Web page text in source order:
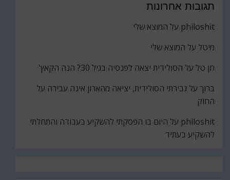
תגובות אחרונות
philoshit על המוצא שלי
מיטל על המוצא שלי
חן טל על הסולידית יצאה לפנסיה בגיל 30? הנה הקאץ'
ברוך על גבירתי הסולידית, יציאה מהארון אינה עבירה על
החוק
philoshit על היום בו הפסקתי להשקיע בעבודה והתחלתי
להשקיע בעתיד